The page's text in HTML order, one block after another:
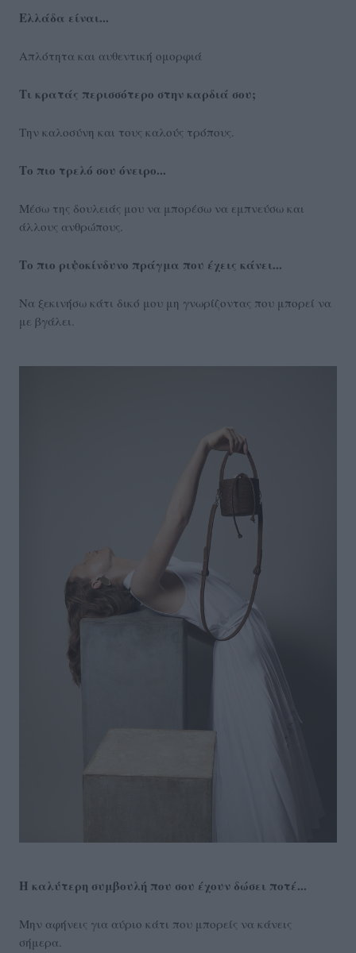
Ελλάδα είναι...
Aπλότητα και αυθεντική ομορφιά
Τι κρατάς περισσότερο στην καρδιά σου;
Την καλοσύνη και τους καλούς τρόπους.
Το πιο τρελό σου όνειρο...
Μέσω της δουλειάς μου να μπορέσω να εμπνεύσω και
άλλους ανθρώπους.
Το πιο ριψοκίνδυνο πράγμα που έχεις κάνει...
Να ξεκινήσω κάτι δικό μου μη γνωρίζοντας που μπορεί να
με βγάλει.
Η καλύτερη συμβουλή που σου έχουν δώσει ποτέ...
Μην αφήνεις για αύριο κάτι που μπορείς να κάνεις
σήμερα.